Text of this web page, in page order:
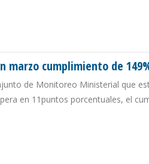
en marzo cumplimiento de
de Monitoreo Ministerial que
en 11puntos porcentuales, el